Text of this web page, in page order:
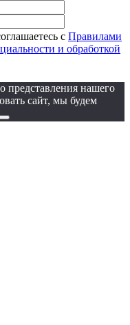
с Правилами
и обработкой
представления нашего
сайт, мы будем